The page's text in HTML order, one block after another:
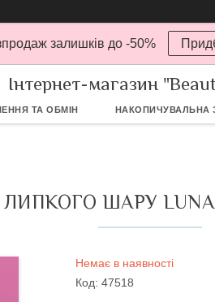
залишків до -50%
Інтернет-магазин
ТА ОБМІН НАКОПИЧУВАЛЬНА
ШАРУ LUNA
Немає в наявності
Код: 47518